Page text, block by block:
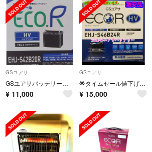
GSユアサ
GSユアサバッテリー S42B20R
¥ 11,000
GSユアサ
🌟タイムセール値下げ🌟ジーエスユアサ｜EHJ S46B24R HV
¥ 15,000